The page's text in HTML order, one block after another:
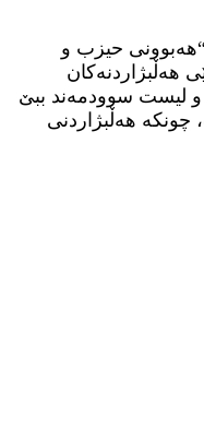
حیزب و
هەڵبژاردنەکان
لیست سوودمەند ببێ
هەڵبژاردنی